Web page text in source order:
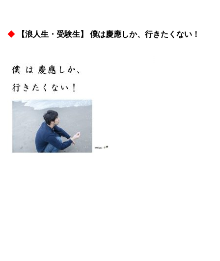
◆ 【浪人生・受験生】 僕は慶應しか、行きたくない！